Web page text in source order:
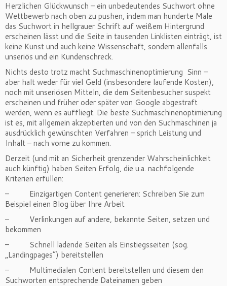
Herzlichen Glückwunsch – ein unbedeutendes Suchwort ohne
Wettbewerb nach oben zu pushen, indem man hunderte Male
das Suchwort in hellgrauer Schrift auf weißem Hintergrund
erscheinen lässt und die Seite in tausenden Linklisten einträgt, ist
keine Kunst und auch keine Wissenschaft, sondern allenfalls
unseriös und ein Kundenschreck.
Nichts desto trotz macht Suchmaschinenoptimierung Sinn –
aber halt weder für viel Geld (insbesondere laufende Kosten),
noch mit unseriösen Mitteln, die dem Seitenbesucher suspekt
erscheinen und früher oder später von Google abgestraft
werden, wenn es auffliegt. Die beste Suchmaschinenoptimierung
ist es, mit allgemein akzeptierten und von den Suchmaschinen ja
ausdrücklich gewünschten Verfahren – sprich Leistung und
Inhalt – nach vorne zu kommen.
Derzeit (und mit an Sicherheit grenzender Wahrscheinlichkeit
auch künftig) haben Seiten Erfolg, die u.a. nachfolgende
Kriterien erfüllen:
– Einzigartigen Content generieren: Schreiben Sie zum
Beispiel einen Blog über Ihre Arbeit
– Verlinkungen auf andere, bekannte Seiten, setzen und
bekommen
– Schnell ladende Seiten als Einstiegsseiten (sog.
„Landingpages“) bereitstellen
– Multimedialen Content bereitstellen und diesem den
Suchworten entsprechende Dateinamen geben